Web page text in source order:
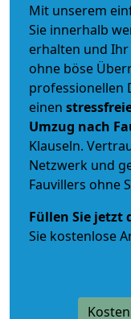
Mit unserem
Sie innerhalb
erhalten und Ihr
ohne böse
professionellen
einen
Umzug nach
Klauseln.
Netzwerk und
Fauvillers ohne
Füllen Sie jetzt
Sie kostenlose